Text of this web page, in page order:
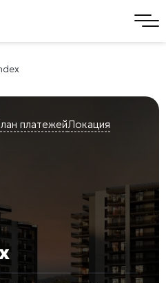
платежейЛокация